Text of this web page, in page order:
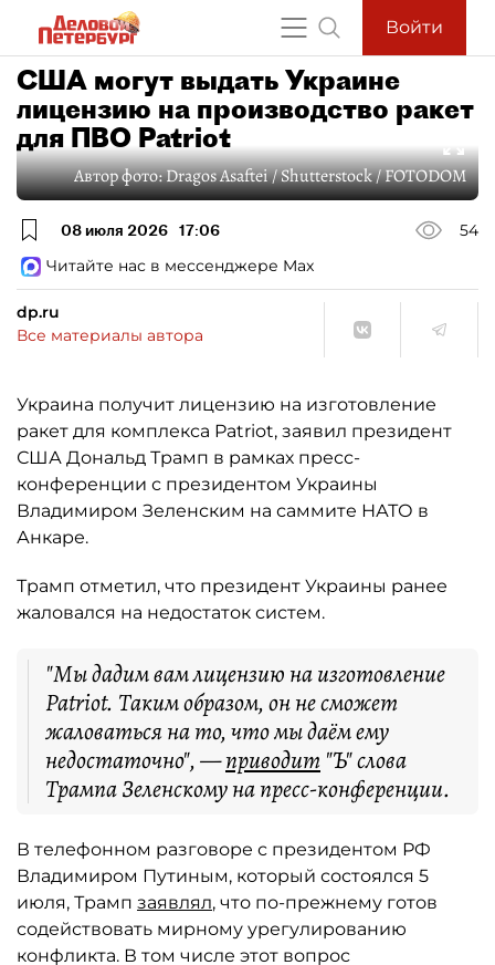
Войти
США могут выдать Украине
лицензию на производство ракет
для ПВО Patriot
Автор фото:Dragos Asaftei / Shutterstock / FOTODOM
08 июля 2026 17:06
54
Читайте нас в мессенджере Max
dp.ru
Все материалы автора
Украина получит лицензию на изготовление
ракет для комплекса Patriot, заявил президент
США Дональд Трамп в рамках пресс-
конференции с президентом Украины
Владимиром Зеленским на саммите НАТО в
Анкаре.
Трамп отметил, что президент Украины ранее
жаловался на недостаток систем.
"Мы дадим вам лицензию на изготовление
Patriot. Таким образом, он не сможет
жаловаться на то, что мы даём ему
недостаточно", —приводит "Ъ" слова
Трампа Зеленскому на пресс-конференции.
В телефонном разговоре с президентом РФ
Владимиром Путиным, который состоялся 5
июля, Трамп заявлял, что по-прежнему готов
содействовать мирному урегулированию
конфликта. В том числе этот вопрос